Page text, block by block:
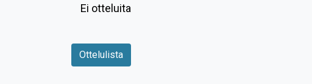
Ei otteluita
Ottelulista